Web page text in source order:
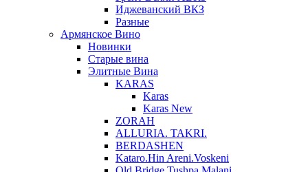
Иджеванский ВКЗ
Разные
Армянское Вино
Новинки
Старые вина
Элитные Вина
KARAS
Karas
Karas New
ZORAH
ALLURIA. TAKRI.
BERDASHEN
Kataro.Hin Areni.Voskeni